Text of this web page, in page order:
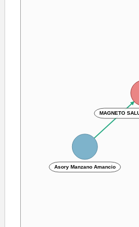
MAGNETO
Asory Manzano Amancio